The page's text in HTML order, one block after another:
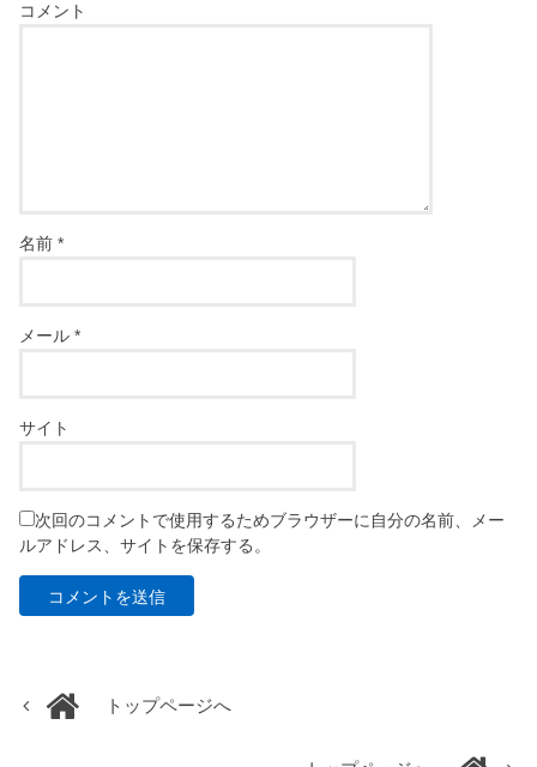
コメント
名前*
メール*
サイト
次回のコメントで使用するためブラウザーに自分の名前、メー
ルアドレス、サイトを保存する。
トップページへ